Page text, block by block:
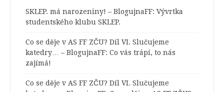
SKLEP. má narozeniny! – BlogujnaFF: Vývrtka
studentského klubu SKLEP.
Co se děje v AS FF ZČU? Díl VI. Slučujeme
katedry… – BlogujnaFF: Co vás trápí, to nás
zajímá!
Co se děje v AS FF ZČU? Díl VI. Slučujeme